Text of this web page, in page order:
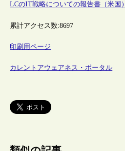
LCのIT戦略についての報告書（米国）
累計アクセス数:8697
印刷用ページ
カレントアウェアネス・ポータル